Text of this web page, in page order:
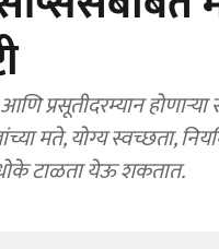
प्रसूतीदरम्यान होणाऱ्या
मते, योग्य स्वच्छता,
टाळता येऊ शकतात.